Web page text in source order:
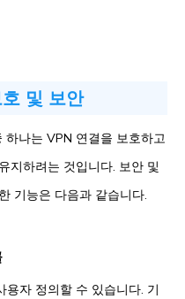
및 보안
나는 VPN 연결을 보호하고
지하려는 것입니다. 보안 및
기능은 다음과 같습니다.
자 정의할 수 있습니다. 기